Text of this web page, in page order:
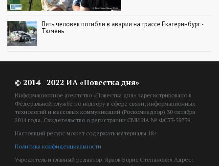
Пять человек погибли в аварии на трассе Екатеринбург -
Тюмень
© 2014 - 2022 ИА «Повестка дня»
Информационное агентство «Повестка дня» зарегистрировано в
Федеральной службе по надзору в сфере связи, информационных
технологий и массовых коммуникаций (Роскомнадзор) 30 октября
2014 года. Свидетельство о регистрации СМИ ИА № ФС77-59739
Настоящий ресурс может содержать материалы 18+
Политика конфиденциальности
Учредитель и главный редактор: Ярков Борис Степанович Адрес: